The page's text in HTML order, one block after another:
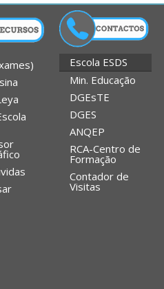
Escola ESDS
Min. Educação
DGEsTE
DGES
ANQEP
RCA-Centro de
Formação
Contador de
Visitas